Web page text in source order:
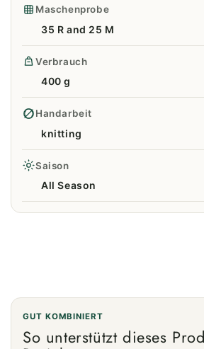
Maschenprobe
35 R and 25 M
Verbrauch
400 g
Handarbeit
knitting
Saison
All Season
GUT KOMBINIERT
So unterstützt dieses